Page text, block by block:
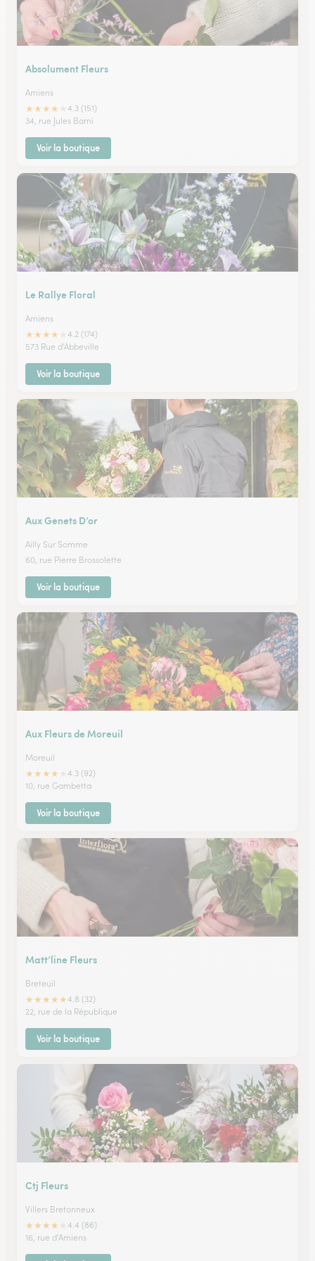
Absolument Fleurs
Amiens
★★★★
4.3 (151)
34, rue Jules Barni
Voir la boutique
Le Rallye Floral
Amiens
★★★★
4.2 (174)
573 Rue d'Abbeville
Voir la boutique
Aux Genets D’or
Ailly Sur Somme
60, rue Pierre Brossolette
Voir la boutique
Aux Fleurs de Moreuil
Moreuil
★★★★
4.3 (92)
10, rue Gambetta
Voir la boutique
Matt’line Fleurs
Breteuil
★★★★★4.8 (32)
22, rue de la République
Voir la boutique
Ctj Fleurs
Villers Bretonneux
★★★★
4.4 (86)
16, rue d'Amiens